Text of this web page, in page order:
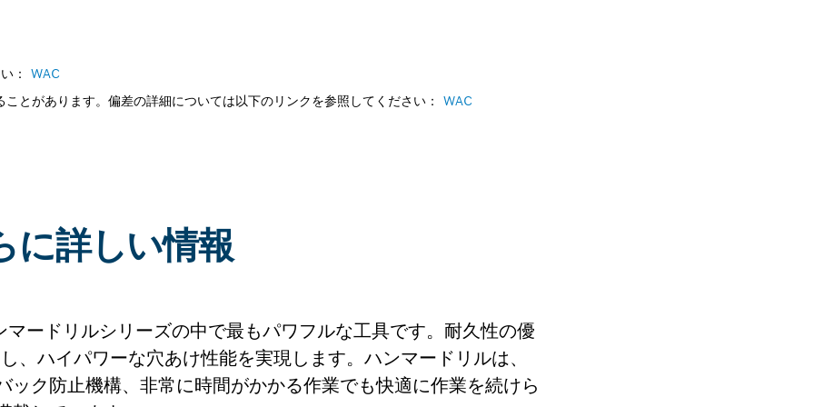
：
WAC
とがあります。偏差の詳細については以下のリンクを参照してください：
WAC
に詳しい情報
ードリルシリーズの中で最もパワフルな工具です。耐久性の優
、ハイパワーな穴あけ性能を実現します。ハンマードリルは、
ク防止機構、非常に時間がかかる作業でも快適に作業を続けら